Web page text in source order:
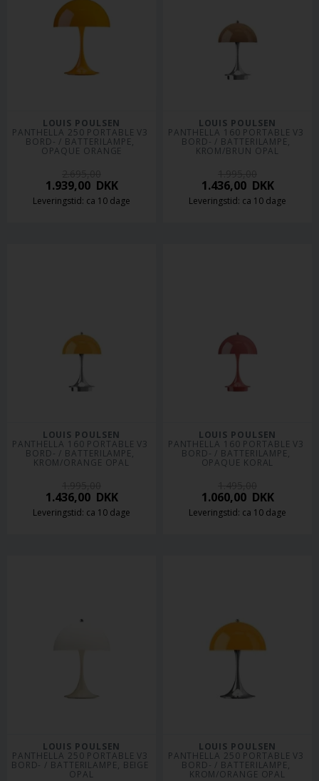
LOUIS POULSEN
PANTHELLA 250 PORTABLE V3
BORD- / BATTERILAMPE,
OPAQUE ORANGE
1.939,00DKK
Leveringstid: ca 10 dage
LOUIS POULSEN
PANTHELLA 160 PORTABLE V3
BORD- / BATTERILAMPE,
KROM/BRUN OPAL
1.436,00DKK
Leveringstid: ca 10 dage
LOUIS POULSEN
PANTHELLA 160 PORTABLE V3
BORD- / BATTERILAMPE,
KROM/ORANGE OPAL
1.436,00DKK
Leveringstid: ca 10 dage
LOUIS POULSEN
PANTHELLA 160 PORTABLE V3
BORD- / BATTERILAMPE,
OPAQUE KORAL
1.060,00DKK
Leveringstid: ca 10 dage
LOUIS POULSEN
PANTHELLA 250 PORTABLE V3
BORD- / BATTERILAMPE, BEIGE
OPAL
LOUIS POULSEN
PANTHELLA 250 PORTABLE V3
BORD- / BATTERILAMPE,
KROM/ORANGE OPAL